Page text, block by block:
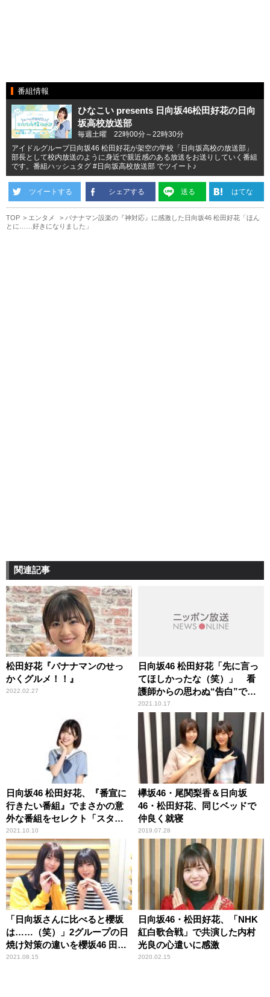
番組情報
ひなこい presents 日向坂46松田好花の日向
坂高校放送部
毎週土曜 22時00分～22時30分
アイドルグループ日向坂46 松田好花が架空の学校「日向坂高校の放送部」
部長として校内放送のように身近で親近感のある放送をお送りしていく番組
です。番組ハッシュタグ #日向坂高校放送部 でツイート♪
ツイートする シェアする 送る はてな
TOP エンタメ
バナナマン設楽の『神対応』に感激した日向坂46 松田好花「ほん
とに……好きになりました」
関連記事
松田好花『バナナマンのせっ
かくグルメ！！』
2022.02.27
日向坂46 松田好花「先に言っ
てほしかったな（笑）」 看
護師からの思わぬ“告白”で頭
が真っ白になった顛末を明か
す
2021.10.17
日向坂46 松田好花、『番宣に
行きたい番組』でまさかの意
外な番組をセレクト「スタッ
フさんに声が届いたらいいな
（笑）」
2021.10.10
欅坂46・尾関梨香＆日向坂
46・松田好花、同じベッドで
仲良く就寝
2019.07.28
「日向坂さんに比べると櫻坂
は……（笑）」2グループの日
焼け対策の違いを櫻坂46 田村
保乃＆尾関梨香が振り返る
2021.08.15
日向坂46・松田好花、「NHK
紅白歌合戦」で共演した内村
光良の心遣いに感激
2020.02.15